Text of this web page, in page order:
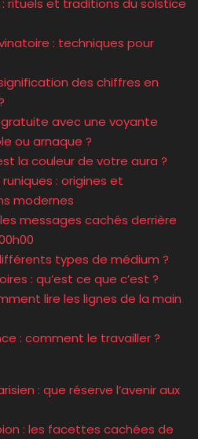
rituels et traditions du solstice
: techniques pour
des chiffres en
avec une voyante
ou arnaque ?
la couleur de votre aura ?
: origines et
modernes
messages cachés derrière
types de médium ?
: qu’est ce que c’est ?
lire les lignes de la main
: comment le travailler ?
: que réserve l’avenir aux
: les facettes cachées de